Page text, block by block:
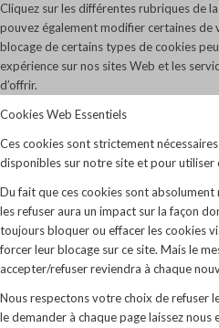
Cliquez sur les différentes rubriques de
pouvez également modifier certaines de
blocage de certains types de cookies
expérience sur nos sites Web et les
d’offrir.
Cookies Web Essentiels
Ces cookies sont strictement
disponibles sur notre site et pour utiliser
Du fait que ces cookies sont absolument
les refuser aura un impact sur la façon
toujours bloquer ou effacer les cookies
forcer leur blocage sur ce site. Mais le
accepter/refuser reviendra à chaque
Nous respectons votre choix de refuser
le demander à chaque page laissez